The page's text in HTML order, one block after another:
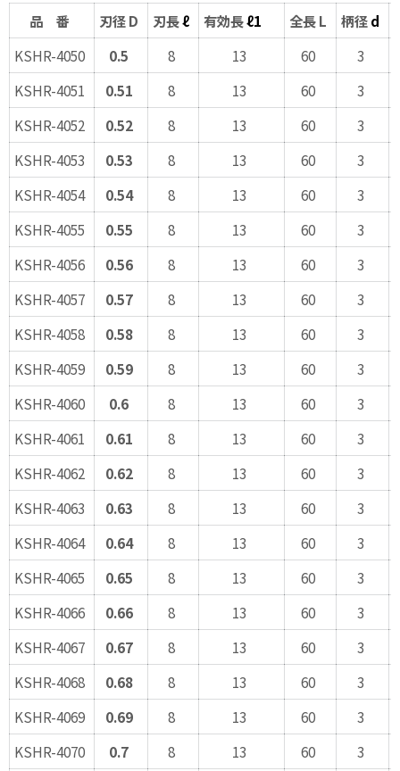
品 番 刃径 D 刃長ℓ 有効長ℓ1 全長 L 柄径d
KSHR-4050
0.5 8 13 60
3
KSHR-4051
0.51 8 13 60
3
KSHR-4052
0.52 8 13 60
3
KSHR-4053
0.53 8 13 60
3
KSHR-4054
0.54 8 13 60
3
KSHR-4055
0.55 8 13 60
3
KSHR-4056
0.56 8 13 60
3
KSHR-4057
0.57 8 13 60
3
KSHR-4058
0.58 8 13 60
3
KSHR-4059
0.59 8 13 60
3
KSHR-4060
0.6 8 13 60
3
KSHR-4061
0.61 8 13 60
3
KSHR-4062
0.62 8 13 60
3
KSHR-4063
0.63 8 13 60
3
KSHR-4064
0.64 8 13 60
3
KSHR-4065
0.65 8 13 60
3
KSHR-4066
0.66 8 13 60
3
KSHR-4067
0.67 8 13 60
3
KSHR-4068
0.68 8 13 60
3
KSHR-4069
0.69 8 13 60
3
KSHR-4070
0.7 8 13 60 3